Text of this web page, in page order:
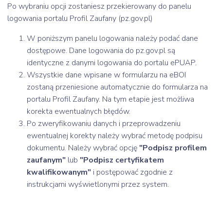
Po wybraniu opcji zostaniesz przekierowany do panelu
logowania portalu Profil Zaufany (pz.gov.pl)
W poniższym panelu logowania należy podać dane
dostępowe. Dane logowania do pz.gov.pl są
identyczne z danymi logowania do portalu ePUAP.
Wszystkie dane wpisane w formularzu na eBOI
zostaną przeniesione automatycznie do formularza na
portalu Profil Zaufany. Na tym etapie jest możliwa
korekta ewentualnych błędów.
Po zweryfikowaniu danych i przeprowadzeniu
ewentualnej korekty należy wybrać metodę podpisu
dokumentu. Należy wybrać opcję"Podpisz profilem
zaufanym" lub "Podpisz certyfikatem
kwalifikowanym" i postępować zgodnie z
instrukcjami wyświetlonymi przez system.